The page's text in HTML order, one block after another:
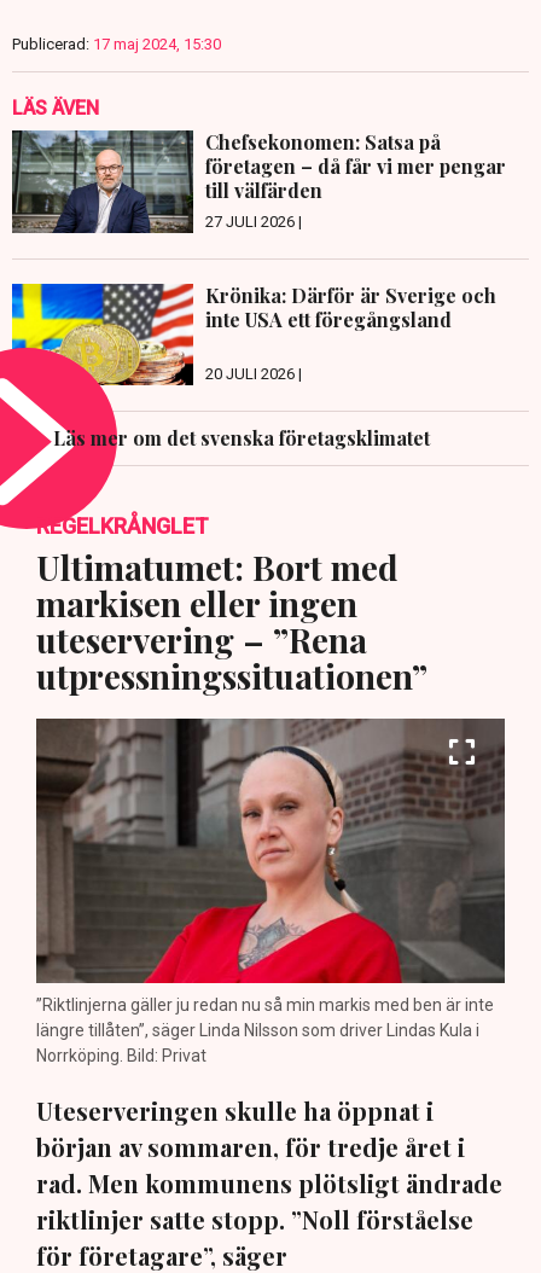
Publicerad: 17 maj 2024, 15:30
LÄS ÄVEN
Chefsekonomen: Satsa på
företagen – då får vi mer pengar
till välfärden
27 JULI 2026 |
Krönika: Därför är Sverige och
inte USA ett föregångsland
20 JULI 2026 |
Läs mer om det svenska företagsklimatet
REGELKRÅNGLET
Ultimatumet: Bort med
markisen eller ingen
uteservering – ”Rena
utpressningssituationen”
”Riktlinjerna gäller ju redan nu så min markis med ben är inte
längre tillåten”, säger Linda Nilsson som driver Lindas Kula i
Norrköping. Bild: Privat
Uteserveringen skulle ha öppnat i
början av sommaren, för tredje året i
rad. Men kommunens plötsligt ändrade
riktlinjer satte stopp. ”Noll förståelse
för företagare”, säger